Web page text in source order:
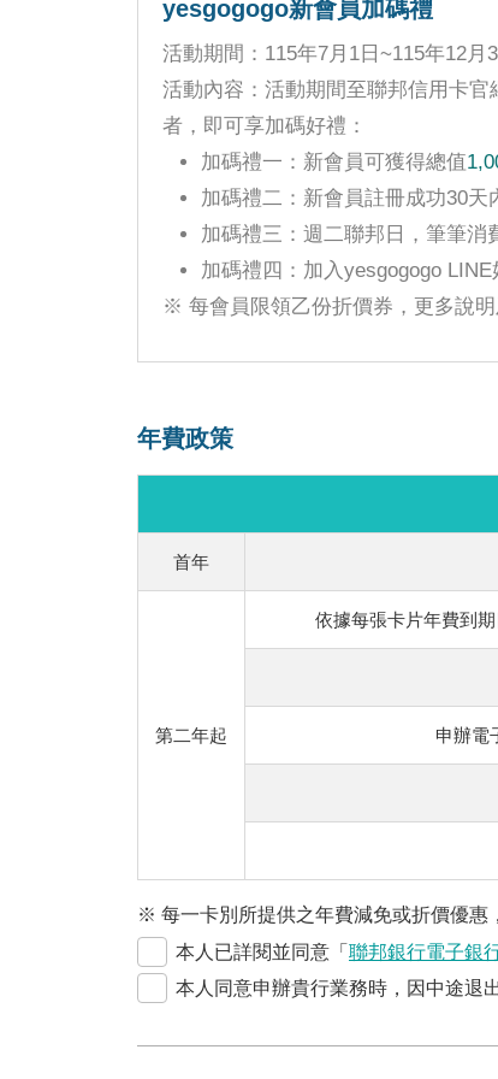
yesgogogo新會員加碼禮
活動期間：115年7月1日~115年12月
活動內容：活動期間至聯邦信用卡
者，即可享加碼好禮：
加碼禮一：新會員可獲得總值
加碼禮二：新會員註冊成功30天
加碼禮三：週二聯邦日，筆筆消
加碼禮四：加入yesgogogo
※ 每會員限領乙份折價券，更多說
年費政策
首年
第二年起
依據每張卡片年費到
申辦電
※ 每一卡別所提供之年費減免或折價優惠
本人已詳閱並同意「 聯邦銀行電子銀
本人同意申辦貴行業務時，因中途退